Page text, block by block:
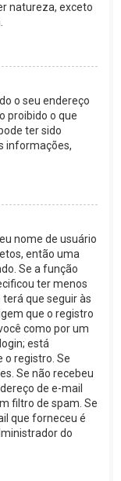
natureza, exceto
o seu endereço
proibido o que
ter sido
informações,
nome de usuário
então uma
Se a função
ter menos
que seguir às
que o registro
como por um
está
registro. Se
Se não recebeu
de e-mail
filtro de spam. Se
que forneceu é
do